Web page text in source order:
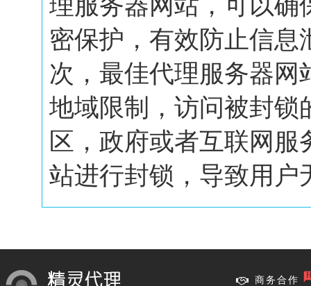
理服务器网站，可以确
密保护，有效防止信
次，最佳代理服务器
地域限制，访问被封锁
区，政府或者互联网
站进行封锁，导致用户
商务合作